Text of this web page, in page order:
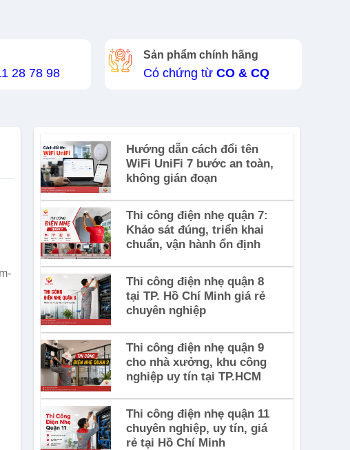
28 78 98
Sản phẩm chính hãng
Có chứng từ CO & CQ
Hướng dẫn cách đổi tên
WiFi UniFi 7 bước an toàn,
không gián đoạn
Thi công điện nhẹ quận 7:
Khảo sát đúng, triển khai
chuẩn, vận hành ổn định
Thi công điện nhẹ quận 8
tại TP. Hồ Chí Minh giá rẻ
chuyên nghiệp
Thi công điện nhẹ quận 9
cho nhà xưởng, khu công
nghiệp uy tín tại TP.HCM
Thi công điện nhẹ quận 11
chuyên nghiệp, uy tín, giá
rẻ tại Hồ Chí Minh